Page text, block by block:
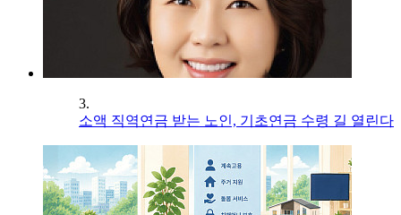
3.
소액 직역연금 받는 노인, 기초연금 수령 길 열린다